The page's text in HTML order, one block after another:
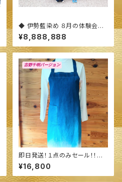
◆ 伊勢藍染め ８月の体験会に
つきまして ◆
¥8,888,888
即日発送！１点のみセール！！◆
続·続·エプロン ◆ ～100%オー
ガニックすくも使用 醗酵建て伊
勢藍染～
¥16,800